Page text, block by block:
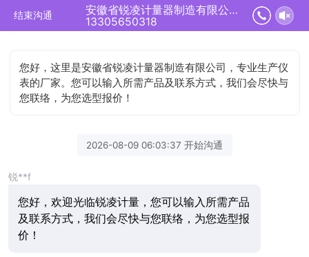
结束沟通
安徽省锐凌计量器制造有限公司正在为您服务
13305650318
您好，这里是安徽省锐凌计量器制造有限公司，专业生产仪
表的厂家。您可以输入所需产品及联系方式，我们会尽快与
您联络，为您选型报价！
2026-08-09 06:03:37 开始沟通
锐**f
您好，欢迎光临锐凌计量，您可以输入所需产品
及联系方式，我们会尽快与您联络，为您选型报
价！